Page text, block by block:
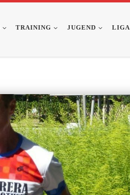
TRAINING JUGEND LIGA